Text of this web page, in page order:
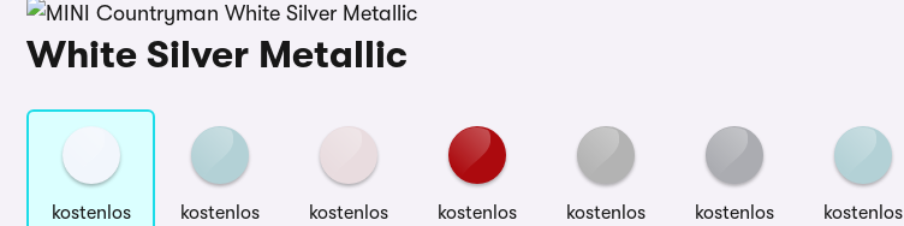
White Silver Metallic
kostenlos kostenlos kostenlos kostenlos kostenlos kostenlos kostenlos